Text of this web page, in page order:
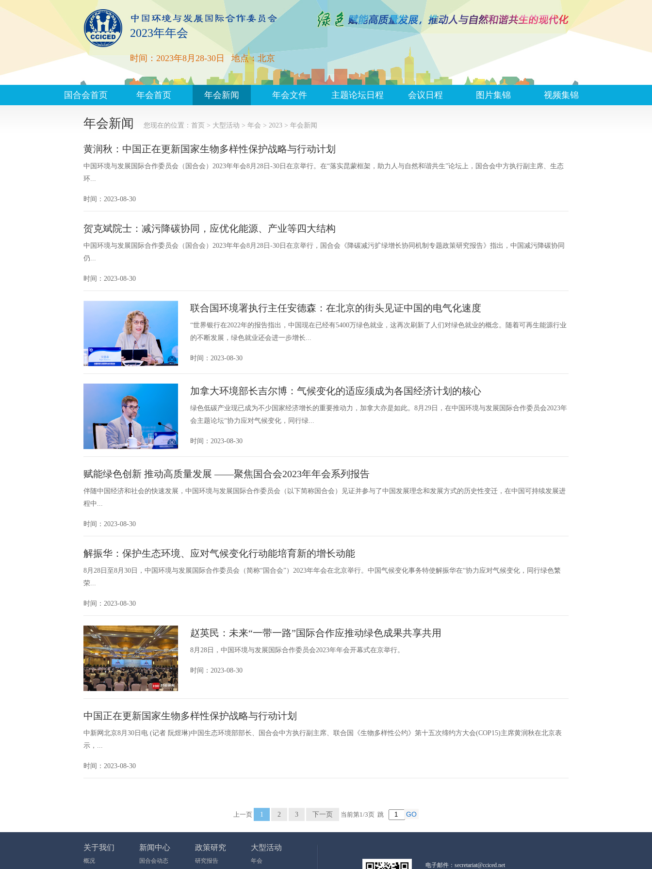
2023年年会
时间：2023年8月28-30日 地点：北京
国合会首页 年会首页 年会新闻 年会文件 主题论坛日程 会议日程 图片集锦 视频集锦
年会新闻 您现在的位置： 首页 > 大型活动 > 年会 > 2023 > 年会新闻
黄润秋：中国正在更新国家生物多样性保护战略与行动计划
中国环境与发展国际合作委员会（国合会）2023年年会8月28日-30日在京举行。在“落实昆蒙框架，助力人与自然和谐共生”论坛上，国合会中方执行副主席、生态
环...
时间：2023-08-30
贺克斌院士：减污降碳协同，应优化能源、产业等四大结构
中国环境与发展国际合作委员会（国合会）2023年年会8月28日-30日在京举行，国合会《降碳减污扩绿增长协同机制专题政策研究报告》指出，中国减污降碳协同
仍...
时间：2023-08-30
联合国环境署执行主任安德森：在北京的街头见证中国的电气化速度
“世界银行在2022年的报告指出，中国现在已经有5400万绿色就业，这再次刷新了人们对绿色就业的概念。随着可再生能源行业
的不断发展，绿色就业还会进一步增长...
时间：2023-08-30
加拿大环境部长吉尔博：气候变化的适应须成为各国经济计划的核心
绿色低碳产业现已成为不少国家经济增长的重要推动力，加拿大亦是如此。8月29日，在中国环境与发展国际合作委员会2023年
会主题论坛“协力应对气候变化，同行绿...
时间：2023-08-30
赋能绿色创新 推动高质量发展 ——聚焦国合会2023年年会系列报告
伴随中国经济和社会的快速发展，中国环境与发展国际合作委员会（以下简称国合会）见证并参与了中国发展理念和发展方式的历史性变迁，在中国可持续发展进
程中...
时间：2023-08-30
解振华：保护生态环境、应对气候变化行动能培育新的增长动能
8月28日至8月30日，中国环境与发展国际合作委员会（简称“国合会”）2023年年会在北京举行。中国气候变化事务特使解振华在“协力应对气候变化，同行绿色繁
荣...
时间：2023-08-30
赵英民：未来“一带一路”国际合作应推动绿色成果共享共用
8月28日，中国环境与发展国际合作委员会2023年年会开幕式在京举行。
时间：2023-08-30
中国正在更新国家生物多样性保护战略与行动计划
中新网北京8月30日电 (记者 阮煜琳)中国生态环境部部长、国合会中方执行副主席、联合国《生物多样性公约》第十五次缔约方大会(COP15)主席黄润秋在北京表
示，...
时间：2023-08-30
上一页 1 2 3 下一页 当前第1/3页 跳
关于我们
概况
新闻中心
国合会动态
政策研究
研究报告
大型活动
年会
电子邮件：secretariat@cciced.net